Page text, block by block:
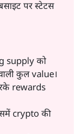
पर स्टेटस
supply को
कुल value।
rewards
crypto की